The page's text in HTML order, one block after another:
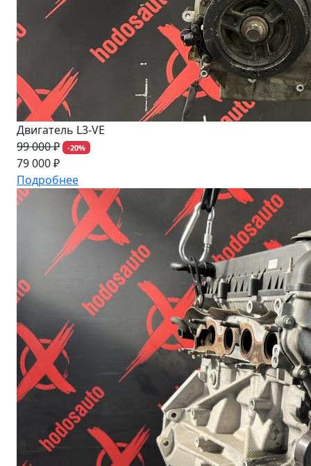
Двигатель L3-VE
99 000 ₽
-20%
79 000 ₽
Подробнее